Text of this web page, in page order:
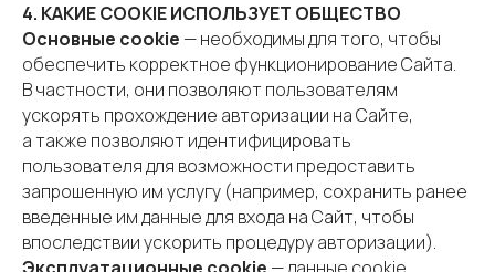
4. КАКИЕ COOKIE ИСПОЛЬЗУЕТ ОБЩЕСТВО
Основные cookie — необходимы для того, чтобы
обеспечить корректное функционирование Сайта.
В частности, они позволяют пользователям
ускорять прохождение авторизации на Сайте,
а также позволяют идентифицировать
пользователя для возможности предоставить
запрошенную им услугу (например, сохранить ранее
введенные им данные для входа на Сайт, чтобы
впоследствии ускорить процедуру авторизации).